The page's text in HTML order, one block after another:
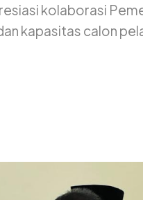
kolaborasi
kapasitas calon